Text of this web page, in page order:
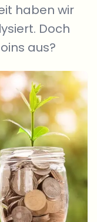
haben wir
Doch
aus?